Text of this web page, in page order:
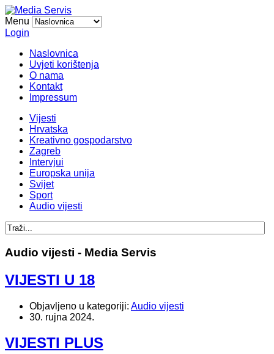
Menu
Login
Naslovnica
Uvjeti korištenja
O nama
Kontakt
Impressum
Vijesti
Hrvatska
Kreativno gospodarstvo
Zagreb
Intervjui
Europska unija
Svijet
Sport
Audio vijesti
Audio vijesti - Media Servis
VIJESTI U 18
Objavljeno u kategoriji: Audio vijesti
30. rujna 2024.
VIJESTI PLUS